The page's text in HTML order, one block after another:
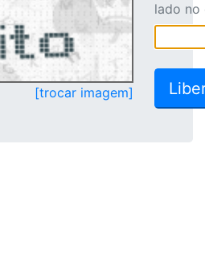
[trocar imagem]
lado no